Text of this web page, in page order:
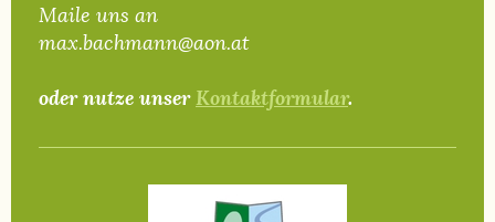
Maile uns an
max.bachmann@aon.at
oder nutze unser Kontaktformular.